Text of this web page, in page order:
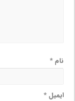
نام*
ایمیل*